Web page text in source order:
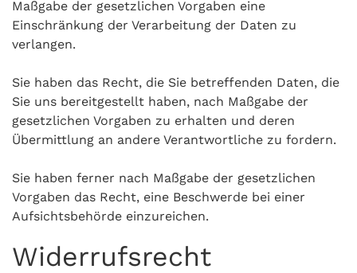
Maßgabe der gesetzlichen Vorgaben eine
Einschränkung der Verarbeitung der Daten zu
verlangen.
Sie haben das Recht, die Sie betreffenden Daten, die
Sie uns bereitgestellt haben, nach Maßgabe der
gesetzlichen Vorgaben zu erhalten und deren
Übermittlung an andere Verantwortliche zu fordern.
Sie haben ferner nach Maßgabe der gesetzlichen
Vorgaben das Recht, eine Beschwerde bei einer
Aufsichtsbehörde einzureichen.
Widerrufsrecht